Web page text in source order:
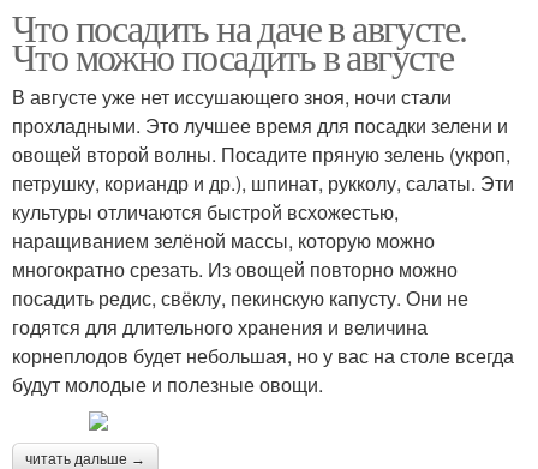
Что посадить на даче в августе.
Что можно посадить в августе
В августе уже нет иссушающего зноя, ночи стали
прохладными. Это лучшее время для посадки зелени и
овощей второй волны. Посадите пряную зелень (укроп,
петрушку, кориандр и др.), шпинат, рукколу, салаты. Эти
культуры отличаются быстрой всхожестью,
наращиванием зелёной массы, которую можно
многократно срезать. Из овощей повторно можно
посадить редис, свёклу, пекинскую капусту. Они не
годятся для длительного хранения и величина
корнеплодов будет небольшая, но у вас на столе всегда
будут молодые и полезные овощи.
читать дальше →